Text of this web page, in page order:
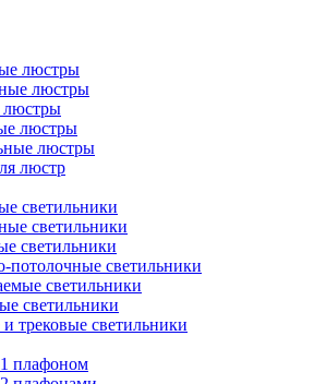
люстры
люстры
люстры
люстры
люстры
люстр
светильники
светильники
светильники
потолочные светильники
светильники
светильники
трековые светильники
плафоном